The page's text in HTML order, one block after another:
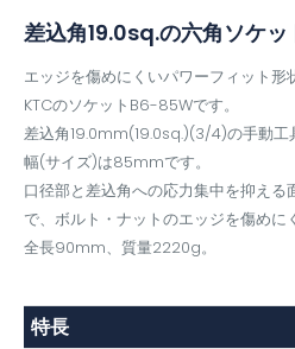
差込角19.0sq.の六角ソケ
エッジを傷めにくいパワーフィット形
KTCのソケットB6-85Wです。
差込角19.0mm(19.0sq.)(3/4)の手動工
幅(サイズ)は85mmです。
口径部と差込角への応力集中を抑える
で、ボルト・ナットのエッジを傷めに
全長90mm、質量2220g。
特長